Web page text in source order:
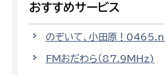
おすすめサービス
のぞいて、小田原！
FMおだわら（87.9MHz)